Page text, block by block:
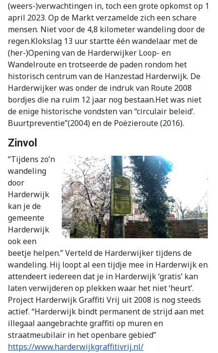
(weers-)verwachtingen in, toch een grote opkomst op 1
april 2023. Op de Markt verzamelde zich een schare
mensen. Niet voor de 4,8 kilometer wandeling door de
regen.Klokslag 13 uur startte één wandelaar met de
(her-)Opening van de Harderwijker Loop- en
Wandelroute en trotseerde de paden rondom het
historisch centrum van de Hanzestad Harderwijk. De
Harderwijker was onder de indruk van Route 2008
bordjes die na ruim 12 jaar nog bestaan.Het was niet
de enige historische vondsten van “circulair beleid’.
Buurtpreventie”(2004) en de Poëzieroute (2016).
Zinvol
“Tijdens zo’n
wandeling
door
Harderwijk
kan je de
gemeente
Harderwijk
ook een
beetje helpen.” Verteld de Harderwijker tijdens de
wandeling. Hij loopt al een tijdje mee in Harderwijk en
attendeert iedereen dat je in Harderwijk ‘gratis’ kan
laten verwijderen op plekken waar het niet ‘heurt’.
Project Harderwijk Graffiti Vrij uit 2008 is nog steeds
actief. “Harderwijk bindt permanent de strijd aan met
illegaal aangebrachte graffiti op muren en
straatmeubilair in het openbare gebied”
https://www.harderwijkgraffitivrij.nl/